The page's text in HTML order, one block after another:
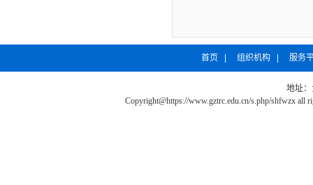
首页 |组织机构 |服务
地址
Copyright@https://www.gztrc.edu.cn/s.php/shfwzx all